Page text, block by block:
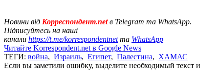
Новини від Корреспондент.netв Telegram та WhatsApp.
Підписуйтесь на наші
канали https://t.me/korrespondentnetта WhatsApp
Читайте Korrespondent.net в Google News
ТЕГИ: война, Израиль, Египет, Палестина, ХАМАС
Если вы заметили ошибку, выделите необходимый текст и